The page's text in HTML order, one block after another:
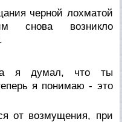
черной лохматой
снова возникло
я думал, что ты
я понимаю - это
от возмущения, при